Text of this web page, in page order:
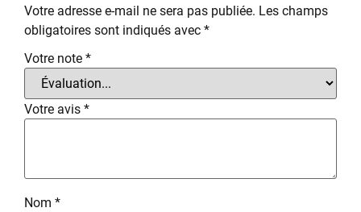
Votre adresse e-mail ne sera pas publiée. Les champs
obligatoires sont indiqués avec *
Votre note *
Votre avis *
Nom *